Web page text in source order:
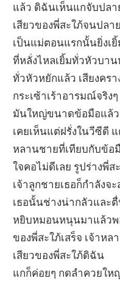
แล้ว ดิฉันเห็นแกจับปลา
เสียวของพี่สะใภ้จนปล
เป็นแม่ตอนแรกนั้นยิ่งเยิ้
ที่หลั่งไหลเยิ้มทั่วหัวบา
ทั่วหัวหยักแล้ว เสียงคร
กระเซ้าเร้าอารมณ์จริง
มันใหญ่ขนาดข้อมือแล้
เคยเห็นแต่ฝรั่งในวีซีดี
หลานชายที่เทียบกับข้อ
ใจคอไม่ดีเลย รูปร่างพี่
เจ้าลูกชายเธอก็กำลังจ
เธอนั้นช่างน่ากลัวและ
หยิบหมอนหนุนมาแล้วพ
ของพี่สะใภ้เสร็จ เจ้าห
เสียวของพี่สะใภ้ดิฉัน
แกก็ค่อยๆ กดลำควยให